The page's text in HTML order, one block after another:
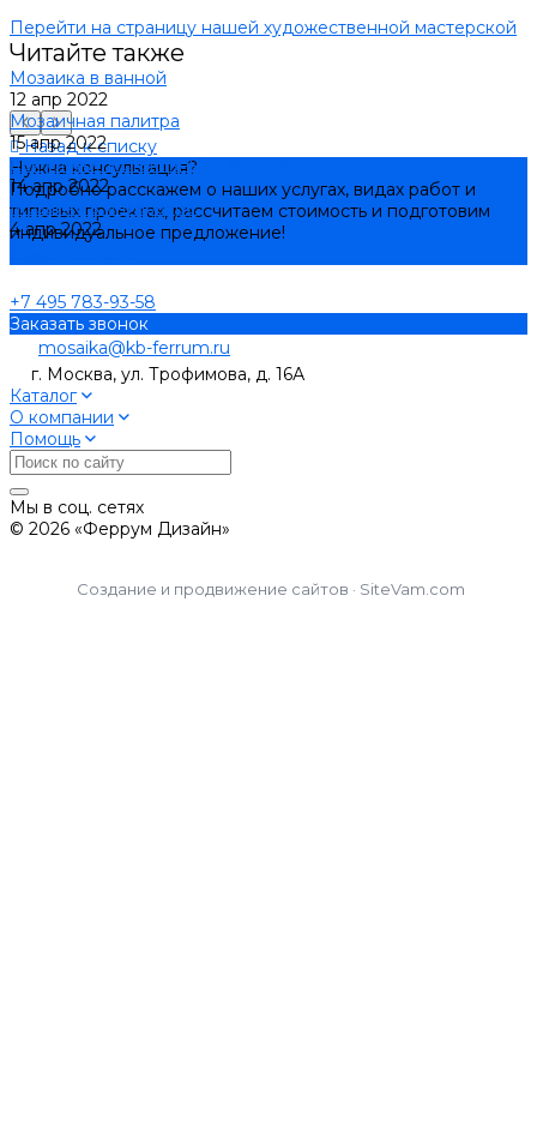
Перейти на страницу нашей художественной мастерской
Читайте также
Мозаика в ванной
12 апр 2022
Мозаичная палитра
15 апр 2022
Как уложить стеклянную мозаику?
14 апр 2022
Мозаика в интерьере
4 апр 2022
Назад к списку
Нужна консультация?
Подробно расскажем о наших услугах, видах работ и
типовых проектах, рассчитаем стоимость и подготовим
индивидуальное предложение!
+7 495 783-93-58
Заказать звонок
mosaika@kb-ferrum.ru
г. Москва, ул. Трофимова, д. 16А
Каталог
О компании
Помощь
Мы в соц. сетях
© 2026 «Феррум Дизайн»
Создание и продвижение сайтов · SiteVam.com